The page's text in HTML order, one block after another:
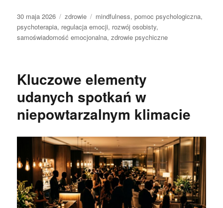
Data
publikacji
30 maja 2026 Kategorie
zdrowie Tagi
mindfulness,pomoc psychologiczna,
psychoterapia, regulacja emocji, rozwój osobisty,
samoświadomość emocjonalna,zdrowie psychiczne
Kluczowe elementy
udanych spotkań w
niepowtarzalnym klimacie